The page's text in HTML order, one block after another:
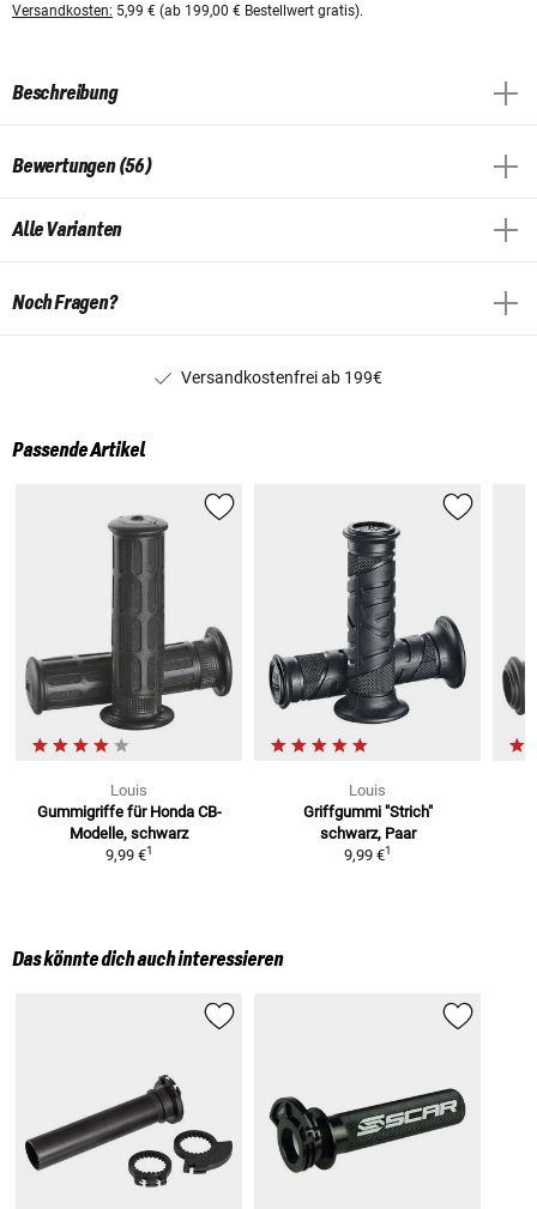
Versandkosten: 5,99 € (ab 199,00 € Bestellwert gratis).
Beschreibung
Bewertungen (56)
Alle Varianten
Noch Fragen?
Versandkostenfrei ab 199€
Passende Artikel
Louis
Gummigriffe für Honda CB-
Modelle, schwarz
9,99 €1
Louis
Griffgummi "Strich"
schwarz, Paar
9,99 €1
Das könnte dich auch interessieren